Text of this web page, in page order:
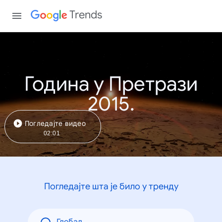
Trends
Година у Претрази
2015.
Погледајте видео
02:01
Погледајте шта је било у тренду